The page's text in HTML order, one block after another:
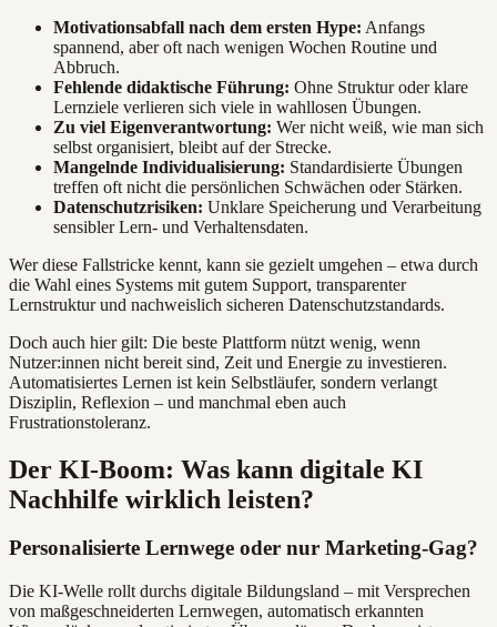
Motivationsabfall nach dem ersten Hype: Anfangs
spannend, aber oft nach wenigen Wochen Routine und
Abbruch.
Fehlende didaktische Führung: Ohne Struktur oder klare
Lernziele verlieren sich viele in wahllosen Übungen.
Zu viel Eigenverantwortung: Wer nicht weiß, wie man sich
selbst organisiert, bleibt auf der Strecke.
Mangelnde Individualisierung: Standardisierte Übungen
treffen oft nicht die persönlichen Schwächen oder Stärken.
Datenschutzrisiken: Unklare Speicherung und Verarbeitung
sensibler Lern- und Verhaltensdaten.
Wer diese Fallstricke kennt, kann sie gezielt umgehen – etwa durch
die Wahl eines Systems mit gutem Support, transparenter
Lernstruktur und nachweislich sicheren Datenschutzstandards.
Doch auch hier gilt: Die beste Plattform nützt wenig, wenn
Nutzer:innen nicht bereit sind, Zeit und Energie zu investieren.
Automatisiertes Lernen ist kein Selbstläufer, sondern verlangt
Disziplin, Reflexion – und manchmal eben auch
Frustrationstoleranz.
Der KI-Boom: Was kann digitale KI
Nachhilfe wirklich leisten?
Personalisierte Lernwege oder nur Marketing-Gag?
Die KI-Welle rollt durchs digitale Bildungsland – mit Versprechen
von maßgeschneiderten Lernwegen, automatisch erkannten